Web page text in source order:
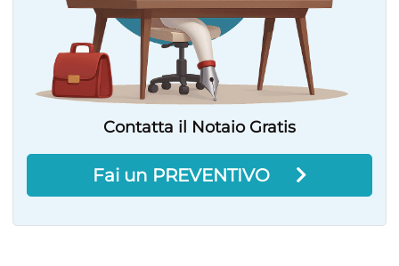
Contatta il Notaio Gratis
Fai un PREVENTIVO